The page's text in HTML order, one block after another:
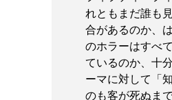
れともまだ誰も
合があるのか、
のホラーはすべ
ているのか、十
ーマに対して「
のも客が死ぬま